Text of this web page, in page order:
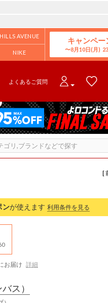
HILLS AVENUE
NIKE
キャンペー
8月10日(月)
よくあるご質問
[
ンが使えます 利用条件を見る
お届け 詳細
ス）